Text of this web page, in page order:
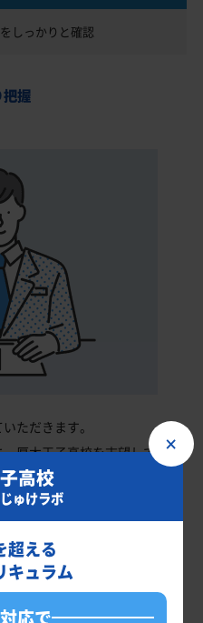
しっかりと確認
握
ただきます。
厚木王子高校を志望している
社会の最適なカリキュラムを
の入試で確実に合格最低点以
るための勉強法、学習スケジ
×
高校
ゅけラボ
超える
キュラム
応で